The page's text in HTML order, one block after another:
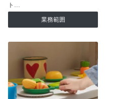
ト…
業務範囲